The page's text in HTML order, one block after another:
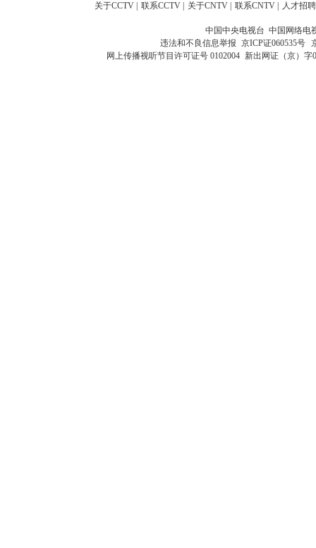
关于CCTV 联系CCTV 关于CNTV 联系CNTV 人才招聘
中国中央电视台 中国网络电
违法和不良信息举报 京ICP证060535号
网上传播视听节目许可证号 0102004 新出网证（京）